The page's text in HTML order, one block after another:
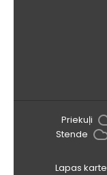
Priekuļi
Stende
Lapas karte